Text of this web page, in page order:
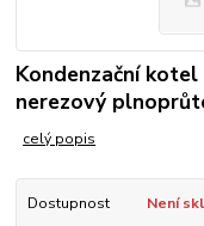
Kondenzační
nerezový
celý popis
Dostupnost
Není